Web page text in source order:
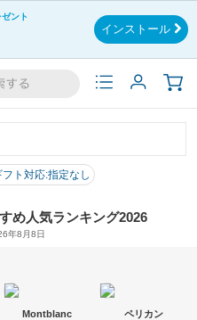
ント
インストール
フト対応:指定なし
め人気ランキング2026
年8月8日
Montblanc ペリカン